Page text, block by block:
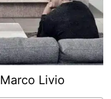
Marco Livio